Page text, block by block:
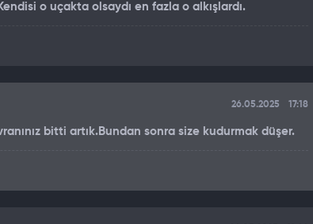
da cevapları, bu kadar...’ Ondan sonra ‘gazeteciyim’
bir gün bu devran döner kardeşim. Bir gün döner ve sen
çıkarmam ya. Çünkü gazeteci değiller. Adam
o uçakta olsaydı en fazla o alkışlardı.
26.05.2025 17:18
bitti artık.Bundan sonra size kudurmak düşer.